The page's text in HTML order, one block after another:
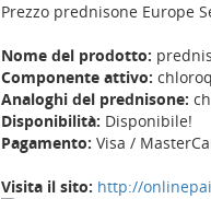
Prezzo prednisone Europe
Nome del prodotto:
Componente attivo:
Analoghi del prednisone:
Disponibilità: Disponibile!
Pagamento: Visa /
Visita il sito: http://